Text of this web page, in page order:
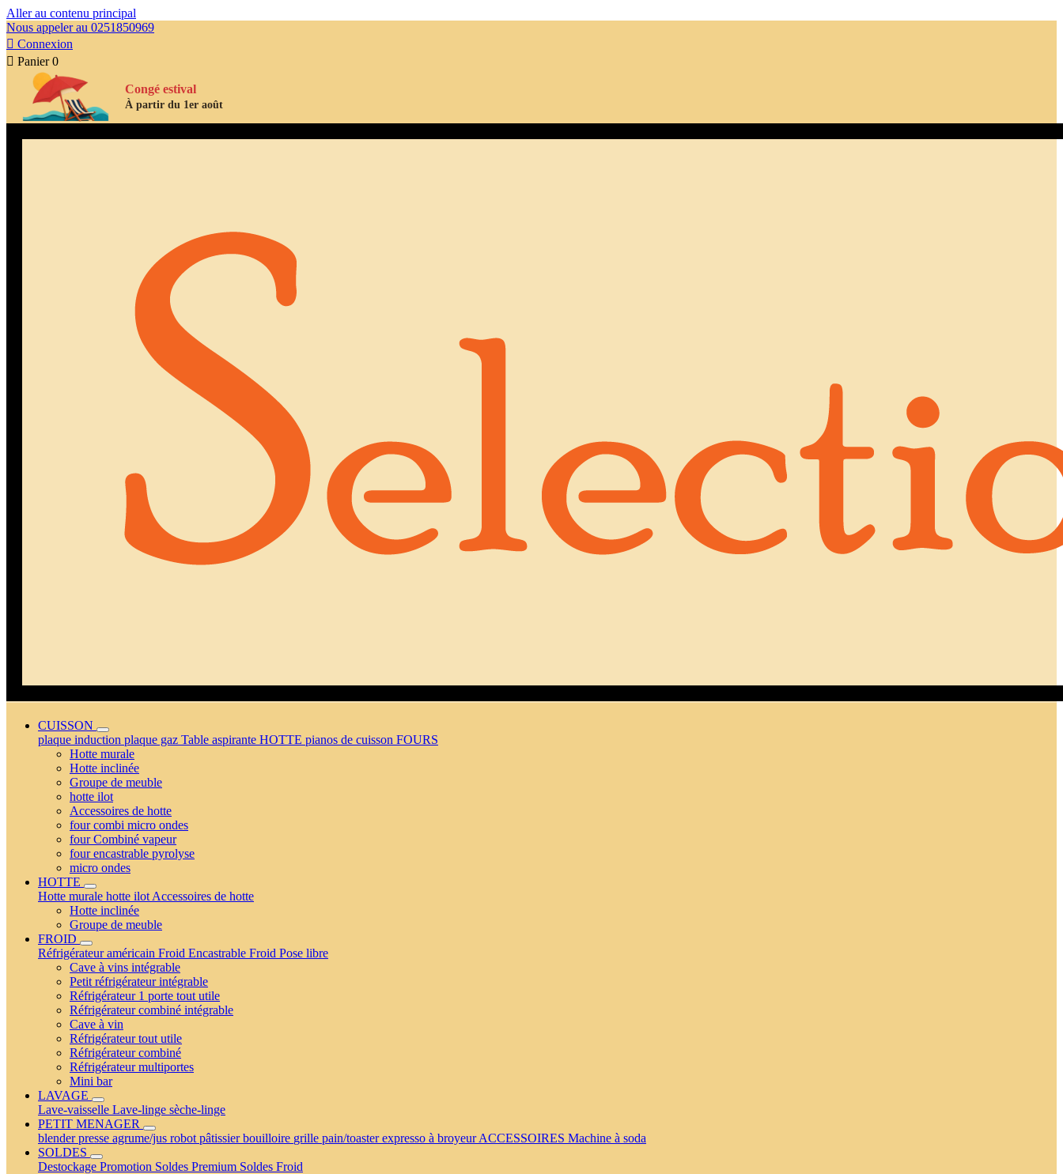
Aller au contenu principal
Nous appeler au 0251850969
 Connexion
 Panier 0
Congé estival
À partir du 1er août
CUISSON
plaque induction plaque gaz Table aspirante HOTTE pianos de cuisson FOURS
Hotte murale
Hotte inclinée
Groupe de meuble
hotte ilot
Accessoires de hotte
four combi micro ondes
four Combiné vapeur
four encastrable pyrolyse
micro ondes
HOTTE
Hotte murale hotte ilot Accessoires de hotte
Hotte inclinée
Groupe de meuble
FROID
Réfrigérateur américain Froid Encastrable Froid Pose libre
Cave à vins intégrable
Petit réfrigérateur intégrable
Réfrigérateur 1 porte tout utile
Réfrigérateur combiné intégrable
Cave à vin
Réfrigérateur tout utile
Réfrigérateur combiné
Réfrigérateur multiportes
Mini bar
LAVAGE
Lave-vaisselle Lave-linge sèche-linge
PETIT MENAGER
blenderpresse agrume/jus robot pâtissierbouilloire grille pain/toasterexpresso à broyeurACCESSOIRES Machine à soda
SOLDES
Destockage Promotion Soldes Premium Soldes Froid